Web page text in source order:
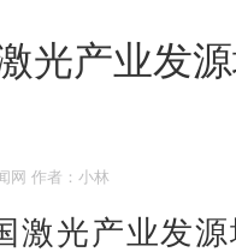
光产业发
网 作者：小林
光产业发源